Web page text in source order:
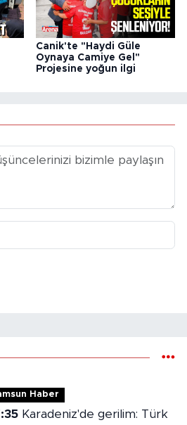
Canik'te "Haydi Güle
Oynaya Camiye Gel"
Projesine yoğun ilgi
Haber
Karadeniz'de gerilim: Türk